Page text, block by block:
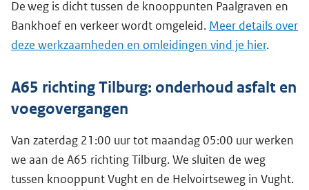
De weg is dicht tussen de knooppunten Paalgraven en
Bankhoef en verkeer wordt omgeleid. Meer details over
deze werkzaamheden en omleidingen vind je hier.
A65 richting Tilburg: onderhoud asfalt en
voegovergangen
Van zaterdag 21:00 uur tot maandag 05:00 uur werken
we aan de A65 richting Tilburg. We sluiten de weg
tussen knooppunt Vught en de Helvoirtseweg in Vught.